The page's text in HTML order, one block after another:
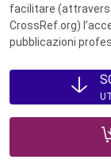
facilitare
CrossRef.org)
pubblicazioni